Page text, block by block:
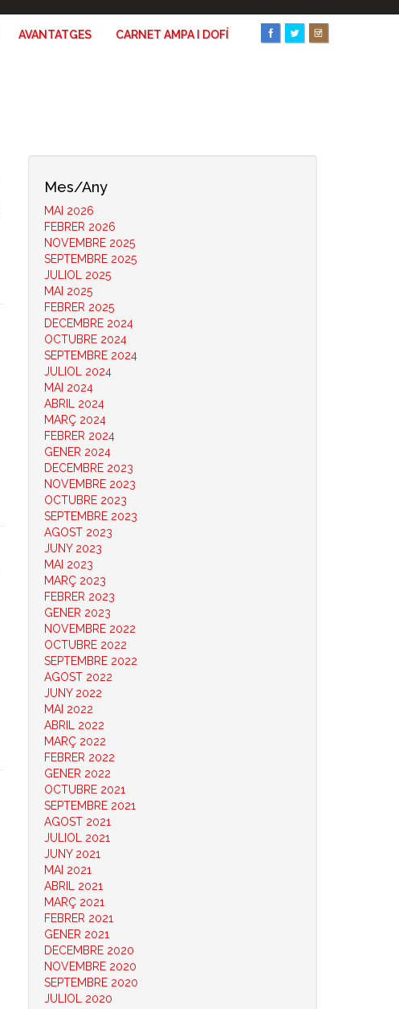
AVANTATGES CARNET AMPA I DOFÍ
Mes/Any
MAI 2026
FEBRER 2026
NOVEMBRE 2025
SEPTEMBRE 2025
JULIOL 2025
MAI 2025
FEBRER 2025
DECEMBRE 2024
OCTUBRE 2024
SEPTEMBRE 2024
JULIOL 2024
MAI 2024
ABRIL 2024
MARÇ 2024
FEBRER 2024
GENER 2024
DECEMBRE 2023
NOVEMBRE 2023
OCTUBRE 2023
SEPTEMBRE 2023
AGOST 2023
JUNY 2023
MAI 2023
MARÇ 2023
FEBRER 2023
GENER 2023
NOVEMBRE 2022
OCTUBRE 2022
SEPTEMBRE 2022
AGOST 2022
JUNY 2022
MAI 2022
ABRIL 2022
MARÇ 2022
FEBRER 2022
GENER 2022
OCTUBRE 2021
SEPTEMBRE 2021
AGOST 2021
JULIOL 2021
JUNY 2021
MAI 2021
ABRIL 2021
MARÇ 2021
FEBRER 2021
GENER 2021
DECEMBRE 2020
NOVEMBRE 2020
SEPTEMBRE 2020
JULIOL 2020